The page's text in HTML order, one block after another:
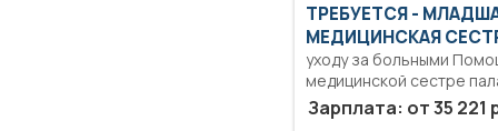
ТРЕБУЕТСЯ -
МЕДИЦИНСКАЯ
уходу за больными
медицинской сестре
в уходе...
Зарплата: от 35 221